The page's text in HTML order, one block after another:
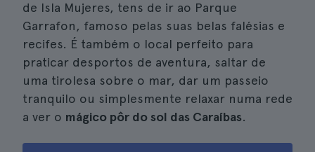
de Isla Mujeres, tens de ir ao Parque
Garrafon, famoso pelas suas belas falésias e
recifes. É também o local perfeito para
praticar desportos de aventura, saltar de
uma tirolesa sobre o mar, dar um passeio
tranquilo ou simplesmente relaxar numa rede
a ver o mágico pôr do sol das Caraíbas.